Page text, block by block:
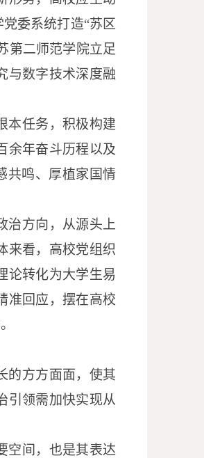
委系统打造“苏区
第二师范学院立足
与数字技术深度融
本任务，积极构建
余年奋斗历程以及
共鸣、厚植家国情
治方向，从源头上
来看，高校党组织
论转化为大学生易
准回应，摆在高校
的方方面面，使其
引领需加快实现从
空间，也是其表达